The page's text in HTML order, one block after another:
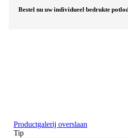
Bestel nu uw individueel bedrukte
Productgalerij overslaan
Tip